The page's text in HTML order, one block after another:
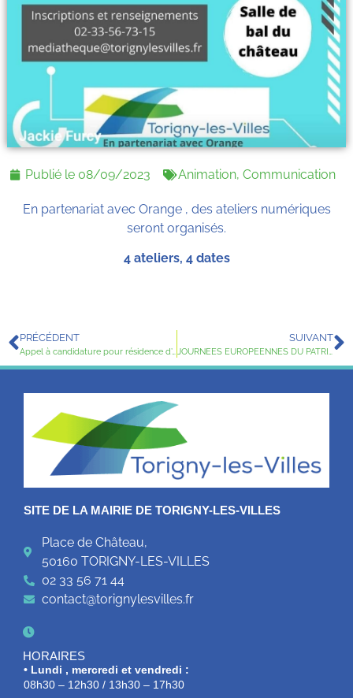
Publié le 08/09/2023 Animation,Communication
En partenariat avec Orange , des ateliers numériques
seront organisés.
4 ateliers, 4 dates
PRÉCÉDENT
Appel à candidature pour résidence d’artistes
SUIVANT
JOURNEES EUROPEENNES DU PATRIMOINE
SITE DE LA MAIRIE DE TORIGNY-LES-VILLES
Place de Château,
50160 TORIGNY-LES-VILLES
02 33 56 71 44
contact@torignylesvilles.fr
HORAIRES
• Lundi , mercredi et vendredi :
08h30 – 12h30 / 13h30 – 17h30